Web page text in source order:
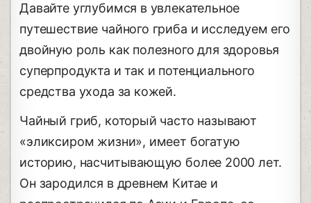
Давайте углубимся в увлекательное
путешествие чайного гриба и исследуем его
двойную роль как полезного для здоровья
суперпродукта и так и потенциального
средства ухода за кожей.
Чайный гриб, который часто называют
«эликсиром жизни», имеет богатую
историю, насчитывающую более 2000 лет.
Он зародился в древнем Китае и